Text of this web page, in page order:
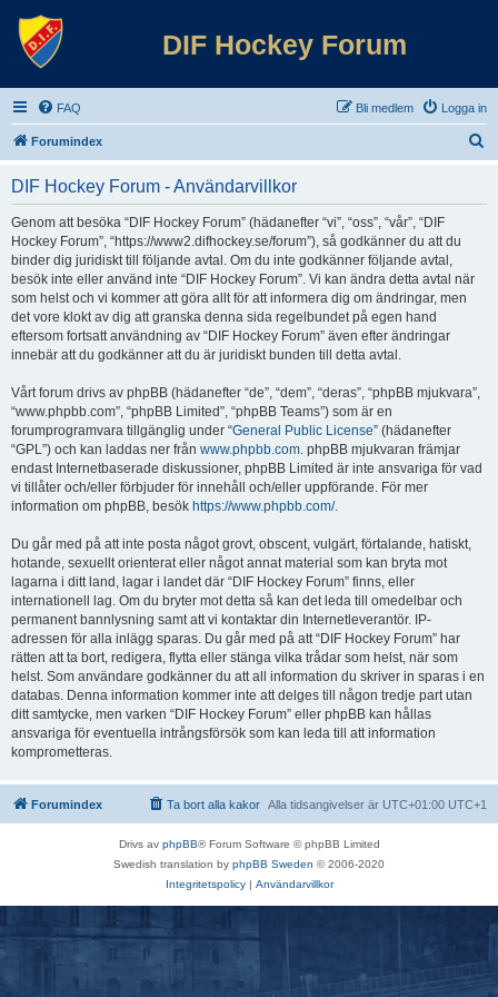
DIF Hockey Forum
FAQ Logga in
Bli medlem
Forumindex
DIF Hockey Forum - Användarvillkor
Genom att besöka “DIF Hockey Forum” (hädanefter “vi”, “oss”, “vår”, “DIF
Hockey Forum”, “https://www2.difhockey.se/forum”), så godkänner du att du
binder dig juridiskt till följande avtal. Om du inte godkänner följande avtal,
besök inte eller använd inte “DIF Hockey Forum”. Vi kan ändra detta avtal när
som helst och vi kommer att göra allt för att informera dig om ändringar, men
det vore klokt av dig att granska denna sida regelbundet på egen hand
eftersom fortsatt användning av “DIF Hockey Forum” även efter ändringar
innebär att du godkänner att du är juridiskt bunden till detta avtal.
Vårt forum drivs av phpBB (hädanefter “de”, “dem”, “deras”, “phpBB mjukvara”,
“www.phpbb.com”, “phpBB Limited”, “phpBB Teams”) som är en
forumprogramvara tillgänglig under “General Public License” (hädanefter
“GPL”) och kan laddas ner från www.phpbb.com. phpBB mjukvaran främjar
endast Internetbaserade diskussioner, phpBB Limited är inte ansvariga för vad
vi tillåter och/eller förbjuder för innehåll och/eller uppförande. För mer
information om phpBB, besök https://www.phpbb.com/.
Du går med på att inte posta något grovt, obscent, vulgärt, förtalande, hatiskt,
hotande, sexuellt orienterat eller något annat material som kan bryta mot
lagarna i ditt land, lagar i landet där “DIF Hockey Forum” finns, eller
internationell lag. Om du bryter mot detta så kan det leda till omedelbar och
permanent bannlysning samt att vi kontaktar din Internetleverantör. IP-
adressen för alla inlägg sparas. Du går med på att “DIF Hockey Forum” har
rätten att ta bort, redigera, flytta eller stänga vilka trådar som helst, när som
helst. Som användare godkänner du att all information du skriver in sparas i en
databas. Denna information kommer inte att delges till någon tredje part utan
ditt samtycke, men varken “DIF Hockey Forum” eller phpBB kan hållas
ansvariga för eventuella intrångsförsök som kan leda till att information
komprometteras.
Forumindex Alla tidsangivelser är UTC+01:00 UTC+1
Ta bort alla kakor
Drivs av phpBB® Forum Software © phpBB Limited
Swedish translation by phpBB Sweden © 2006-2020
Integritetspolicy| Användarvillkor